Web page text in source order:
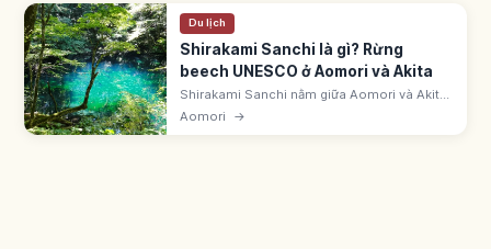
Du lịch
Shirakami Sanchi là gì? Rừng
beech UNESCO ở Aomori và Akita
Shirakami Sanchi nằm giữa Aomori và Akita,
là Di sản Thiên nhiên UNESCO 1993 với rừng
Aomori →